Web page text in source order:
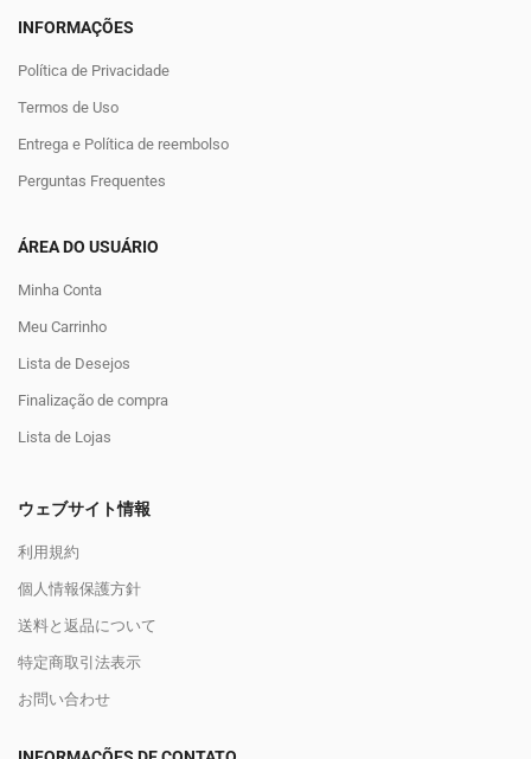
INFORMAÇÕES
Política de Privacidade
Termos de Uso
Entrega e Política de reembolso
Perguntas Frequentes
ÁREA DO USUÁRIO
Minha Conta
Meu Carrinho
Lista de Desejos
Finalização de compra
Lista de Lojas
ウェブサイト情報
利用規約
個人情報保護方針
送料と返品について
特定商取引法表示
お問い合わせ